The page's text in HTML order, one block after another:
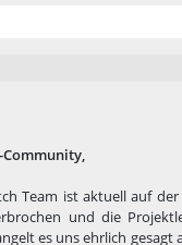
Community,
Team ist aktuell auf
und die
es uns ehrlich